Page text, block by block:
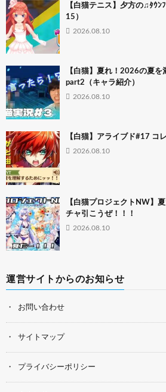
【白猫テニス】夕方の♫ﾀｳ
15）
2026.08.10
【白猫】夏れ！2026の夏を
part2（キャラ紹介）
2026.08.10
【白猫】アライブド#17 コ
2026.08.10
【白猫プロジェクトNW】
チャ引こうぜ！！！
2026.08.10
運営サイトからのお知らせ
お問い合わせ
サイトマップ
プライバシーポリシー